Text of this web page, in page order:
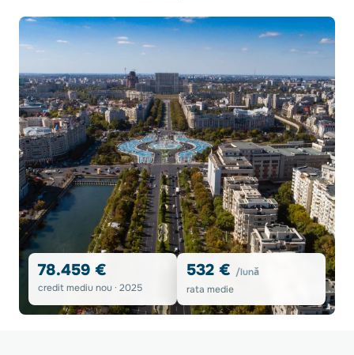
78.459 €
credit mediu nou · 2025
532 € /lună
rata medie